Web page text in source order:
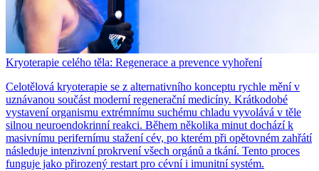
Kryoterapie celého těla: Regenerace a prevence vyhoření
Celotělová kryoterapie se z alternativního konceptu rychle mění v
uznávanou součást moderní regenerační medicíny. Krátkodobé
vystavení organismu extrémnímu suchému chladu vyvolává v těle
silnou neuroendokrinní reakci. Během několika minut dochází k
masivnímu perifernímu stažení cév, po kterém při opětovném zahřátí
následuje intenzivní prokrvení všech orgánů a tkání. Tento proces
funguje jako přirozený restart pro cévní i imunitní systém.